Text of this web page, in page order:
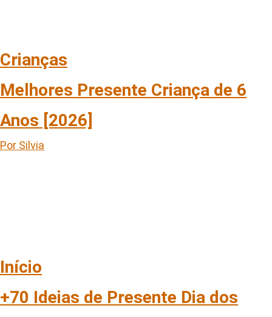
Crianças
Melhores Presente Criança de 6
Anos [2026]
Por Silvia
Início
+70 Ideias de Presente Dia dos